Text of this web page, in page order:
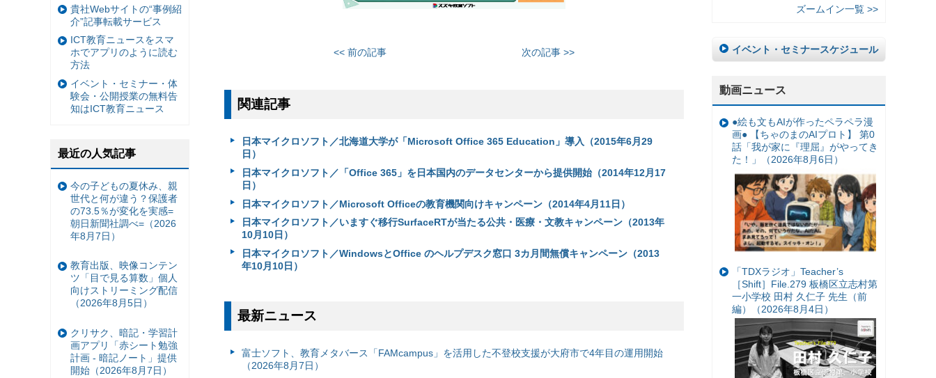
<< 前の記事 次の記事 >>
関連記事
日本マイクロソフト／北海道大学が「Microsoft Office 365 Education」導入（2015年6月29
日）
日本マイクロソフト／「Office 365」を日本国内のデータセンターから提供開始（2014年12月17
日）
日本マイクロソフト／Microsoft Officeの教育機関向けキャンペーン（2014年4月11日）
日本マイクロソフト／いますぐ移行SurfaceRTが当たる公共・医療・文教キャンペーン（2013年
10月10日）
日本マイクロソフト／WindowsとOffice のヘルプデスク窓口 3カ月間無償キャンペーン（2013
年10月10日）
最新ニュース
富⼠ソフト、教育メタバース「FAMcampus」を活用した不登校支援が大府市で4年目の運用開始
（2026年8月7日）
ズームイン一覧 >>
イベント・セミナースケジュール
動画ニュース
●絵も文もAIが作ったペラペラ漫
画● 【ちゃのまのAIプロト】 第0
話「我が家に『理屈』がやってき
た！」（2026年8月6日）
「TDXラジオ」Teacher’s
［Shift］File.279 板橋区立志村第
一小学校 田村 久仁子 先生（前
編）（2026年8月4日）
貴社Webサイトの“事例紹
介”記事転載サービス
ICT教育ニュースをスマ
ホでアプリのように読む
方法
イベント・セミナー・体
験会・公開授業の無料告
知はICT教育ニュース
最近の人気記事
今の子どもの夏休み、親
世代と何が違う？保護者
の73.5％が変化を実感=
朝日新聞社調べ=（2026
年8月7日）
教育出版、映像コンテン
ツ「目で見る算数」個人
向けストリーミング配信
（2026年8月5日）
クリサク、暗記・学習計
画アプリ「赤シート勉強
計画 - 暗記ノート」提供
開始（2026年8月7日）